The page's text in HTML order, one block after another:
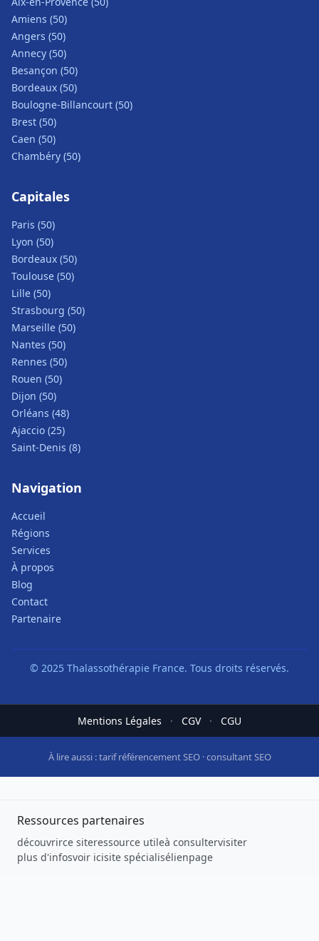
Amiens (50)
Angers (50)
Annecy (50)
Besançon (50)
Bordeaux (50)
Boulogne-Billancourt (50)
Brest (50)
Caen (50)
Chambéry (50)
Capitales
Paris (50)
Lyon (50)
Bordeaux (50)
Toulouse (50)
Lille (50)
Strasbourg (50)
Marseille (50)
Nantes (50)
Rennes (50)
Rouen (50)
Dijon (50)
Orléans (48)
Ajaccio (25)
Saint-Denis (8)
Navigation
Accueil
Régions
Services
À propos
Blog
Contact
Partenaire
© 2025 Thalassothérapie France. Tous droits réservés.
Mentions Légales · CGV · CGU
À lire aussi :tarif référencement SEO·consultant SEO
Ressources partenaires
découvrirce siteressource utileà consultervisiter
plus d'infosvoir icisite spécialisélienpage